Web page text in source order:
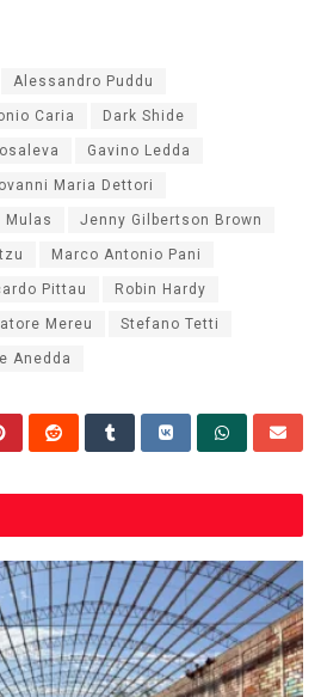
Alessandro Puddu
Caria Dark Shide
Gavino Ledda
Maria Dettori
Mulas Jenny Gilbertson Brown
Marco Antonio Pani
Pittau Robin Hardy
Mereu Stefano Tetti
Anedda